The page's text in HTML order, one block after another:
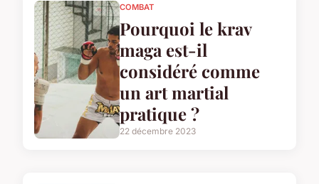
COMBAT
Pourquoi le krav
maga est-il
considéré comme
un art martial
pratique ?
22 décembre 2023